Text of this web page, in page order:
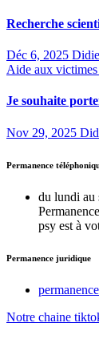
Recherche
Déc 6, 2025
Aide aux victimes
Je souhaite
Nov 29, 2025
Permanence
du lundi au
psy est à
Permanence juridique
Notre chaine